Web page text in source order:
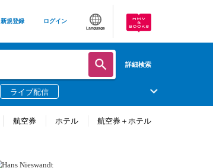
新規登録 ログイン
Language
詳細検索
ライブ配信
航空券 ホテル 航空券＋ホテル